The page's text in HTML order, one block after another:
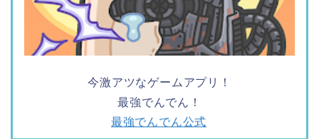
今激アツなゲームアプリ！
最強でんでん！
最強でんでん公式